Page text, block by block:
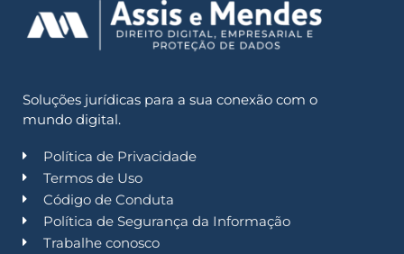
Soluções jurídicas para a sua conexão com o
mundo digital.
Política de Privacidade
Termos de Uso
Código de Conduta
Política de Segurança da Informação
Trabalhe conosco